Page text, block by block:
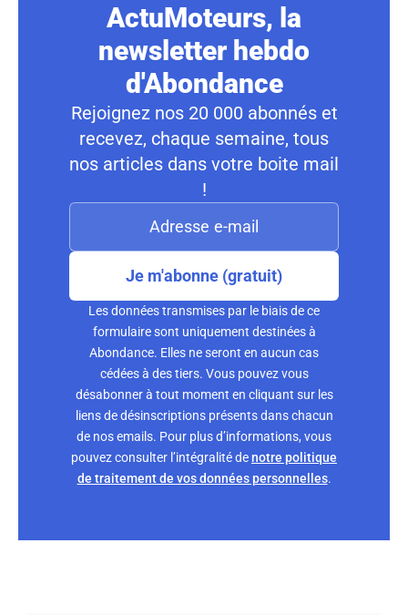
ActuMoteurs, la
newsletter hebdo
d'Abondance
Rejoignez nos 20 000 abonnés et
recevez, chaque semaine, tous
nos articles dans votre boite mail
!
Je m'abonne (gratuit)
Les données transmises par le biais de ce
formulaire sont uniquement destinées à
Abondance. Elles ne seront en aucun cas
cédées à des tiers. Vous pouvez vous
désabonner à tout moment en cliquant sur les
liens de désinscriptions présents dans chacun
de nos emails. Pour plus d’informations, vous
pouvez consulter l’intégralité denotre politique
de traitement de vos données personnelles.